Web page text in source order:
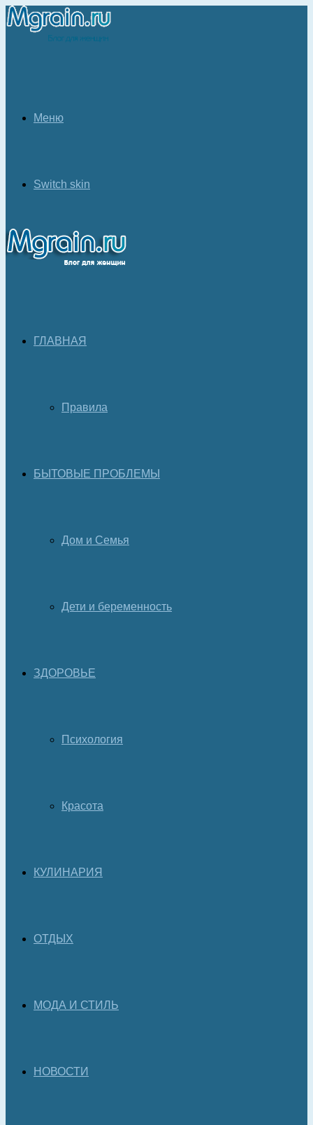
Меню
Switch skin
ГЛАВНАЯ
Правила
БЫТОВЫЕ ПРОБЛЕМЫ
Дом и Семья
Дети и беременность
ЗДОРОВЬЕ
Психология
Красота
КУЛИНАРИЯ
ОТДЫХ
МОДА И СТИЛЬ
НОВОСТИ